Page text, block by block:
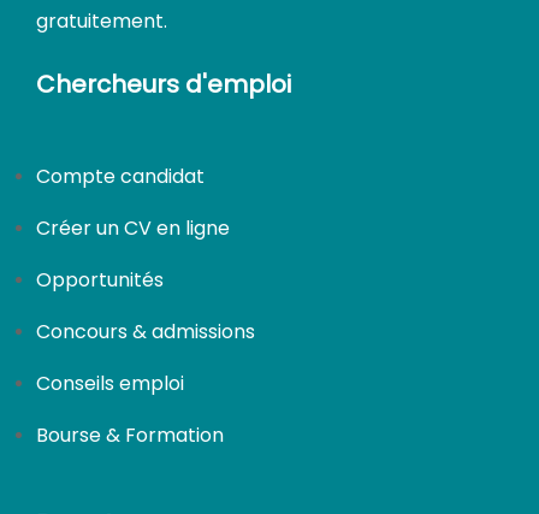
gratuitement.
Chercheurs d'emploi
Compte candidat
Créer un CV en ligne
Opportunités
Concours & admissions
Conseils emploi
Bourse & Formation